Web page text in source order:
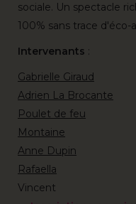
sociale. Un spectacle
100% sans trace d'éco-
Intervenants :
Gabrielle Giraud
Adrien La Brocante
Poulet de feu
Montaine
Anne Dupin
Rafaella
Vincent